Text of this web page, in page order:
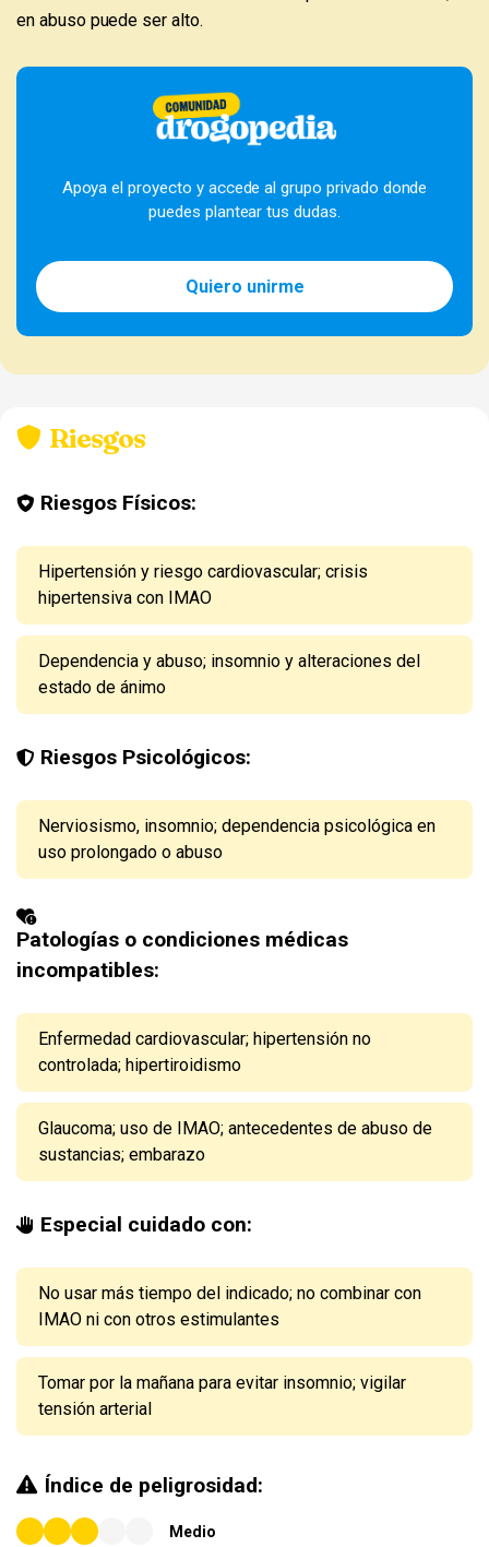
en abuso puede ser alto.
Apoya el proyecto y accede al grupo privado donde
puedes plantear tus dudas.
Quiero unirme
Riesgos
Riesgos Físicos:
Hipertensión y riesgo cardiovascular; crisis
hipertensiva con IMAO
Dependencia y abuso; insomnio y alteraciones del
estado de ánimo
Riesgos Psicológicos:
Nerviosismo, insomnio; dependencia psicológica en
uso prolongado o abuso
Patologías o condiciones médicas
incompatibles:
Enfermedad cardiovascular; hipertensión no
controlada; hipertiroidismo
Glaucoma; uso de IMAO; antecedentes de abuso de
sustancias; embarazo
Especial cuidado con:
No usar más tiempo del indicado; no combinar con
IMAO ni con otros estimulantes
Tomar por la mañana para evitar insomnio; vigilar
tensión arterial
Índice de peligrosidad:
Medio